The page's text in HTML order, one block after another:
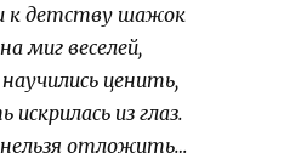
к детству шажок
миг веселей,
ценить,
из глаз.
нельзя отложить…